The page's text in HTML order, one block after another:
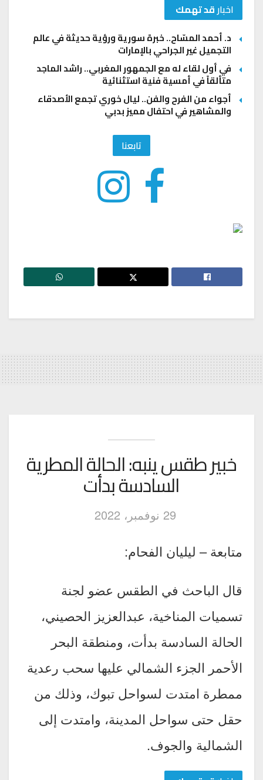
اخبارقد تهمك
د. أحمد المسّاح.. خبرة سورية ورؤية حديثة في عالم
التجميل غير الجراحي بالإمارات
في أول لقاء له مع الجمهور المغربي.. راشد الماجد
متألقاً في أمسية فنية استثنائية
أجواء من الفرح والفن.. ليال خوري تجمع الأصدقاء
والمشاهير في احتفال مميز بدبي
تابعنا
خبير طقس ينبه: الحالة المطرية
السادسة بدأت
29 نوفمبر، 2022
متابعة – ليليان الفحام:
قال الباحث في الطقس عضو لجنة
تسميات المناخية، عبدالعزيز الحصيني،
الحالة السادسة بدأت، ومنطقة البحر
الأحمر الجزء الشمالي عليها سحب رعدية
ممطرة امتدت لسواحل تبوك، وذلك من
حقل حتى سواحل المدينة، وامتدت إلى
الشمالية والجوف.